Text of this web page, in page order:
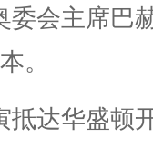
会主席巴
。
达华盛顿